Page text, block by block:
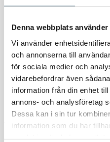
Denna webbplats
Vi använder
och annonserna till
för sociala medier och
vidarebefordrar även
information från din enhet
annons- och analysföretag
Dessa kan i sin tur
information som du har
Anslutning